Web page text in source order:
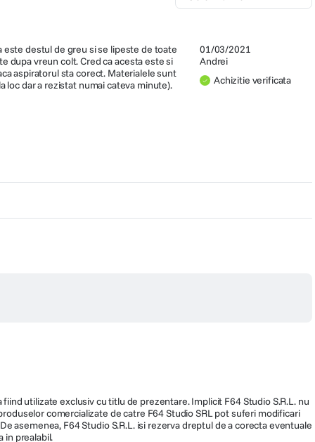
01/03/2021
Andrei
Achizitie verificata
este destul de greu si se lipeste de toate
dupa vreun colt. Cred ca acesta este si
aspiratorul sta corect. Materialele sunt
loc dar a rezistat numai cateva minute).
utilizate exclusiv cu titlu de prezentare. Implicit F64 Studio S.R.L. nu
comercializate de catre F64 Studio SRL pot suferi modificari
F64 Studio S.R.L. isi rezerva dreptul de a corecta eventuale
in prealabil.